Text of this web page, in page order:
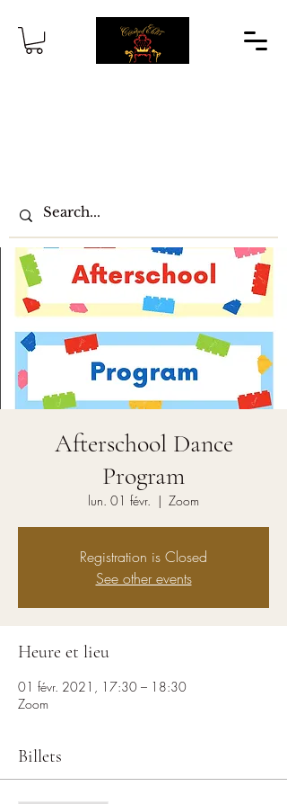
Afterschool Dance
Program
lun. 01 févr.
  |
Zoom
Registration is Closed
See other events
Heure et lieu
01 févr. 2021, 17:30 – 18:30
Zoom
Billets